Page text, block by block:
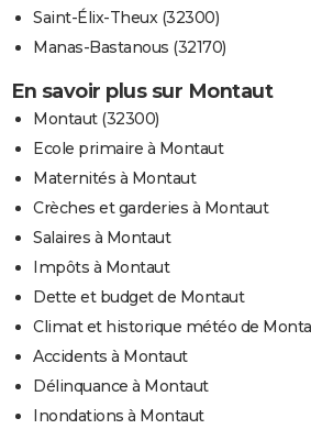
Saint-Élix-Theux (32300)
Manas-Bastanous (32170)
En savoir plus sur Montaut
Montaut (32300)
Ecole primaire à Montaut
Maternités à Montaut
Crèches et garderies à Montaut
Salaires à Montaut
Impôts à Montaut
Dette et budget de Montaut
Climat et historique météo de
Accidents à Montaut
Délinquance à Montaut
Inondations à Montaut